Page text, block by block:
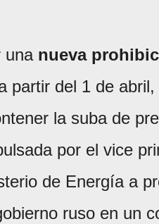
una nueva
partir del 1 de
la suba de
por el vice
de Energía a
ruso en un